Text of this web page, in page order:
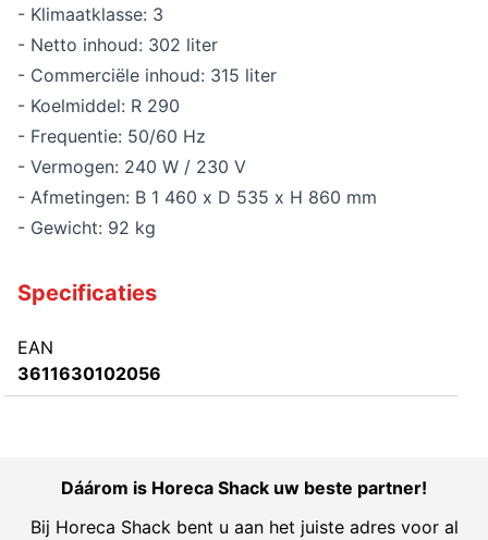
- Klimaatklasse: 3
- Netto inhoud: 302 liter
- Commerciële inhoud: 315 liter
- Koelmiddel: R 290
- Frequentie: 50/60 Hz
- Vermogen: 240 W / 230 V
- Afmetingen: B 1 460 x D 535 x H 860 mm
- Gewicht: 92 kg
Specificaties
EAN
3611630102056
Dáárom is Horeca Shack uw beste partner!
Bij Horeca Shack bent u aan het juiste adres voor al